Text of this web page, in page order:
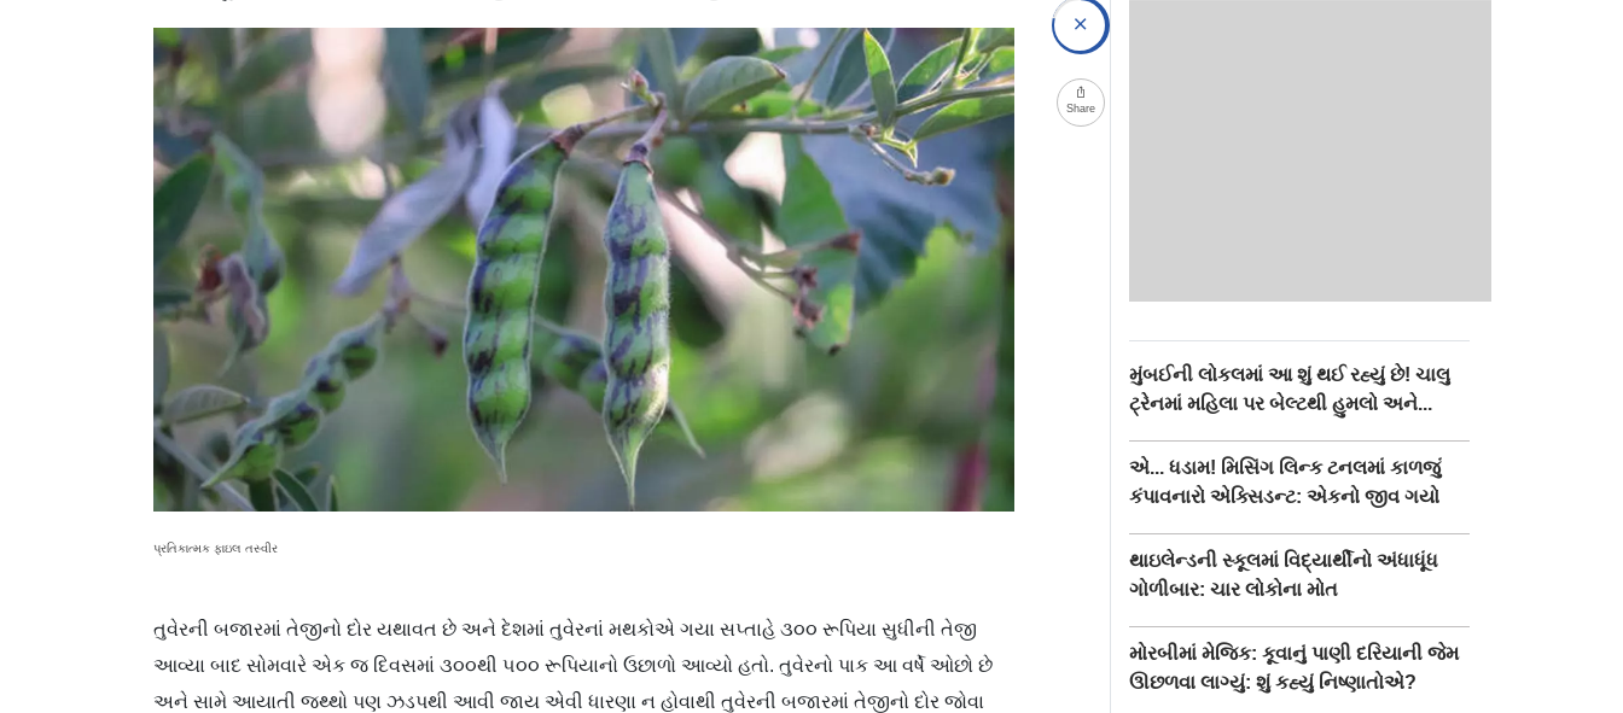
પ્રતિકાત્મક ફાઇલ તસ્વીર
તુવેરની બજારમાં તેજીનો દોર યથાવત છે અને દેશમાં તુવેરનાં મથકોએ ગયા સપ્તાહે ૩૦૦ રૂપિયા સુધીની તેજી
આવ્યા બાદ સોમવારે એક જ દિવસમાં ૩૦૦થી ૫૦૦ રૂપિયાનો ઉછાળો આવ્યો હતો. તુવેરનો પાક આ વર્ષે ઓછો છે
અને સામે આયાતી જથ્થો પણ ઝડપથી આવી જાય એવી ધારણા ન હોવાથી તુવેરની બજારમાં તેજીનો દોર જોવા
Share
મુંબઈની લોકલમાં આ શું થઈ રહ્યું છે! ચાલુ
ટ્રેનમાં મહિલા પર બેલ્ટથી હુમલો અને...
એ... ધડામ! મિસિંગ લિન્ક ટનલમાં કાળજું
કંપાવનારો એક્સિડન્ટ: એકનો જીવ ગયો
થાઇલેન્ડની સ્કૂલમાં વિદ્યાર્થીનો અંધાધૂંધ
ગોળીબાર: ચાર લોકોના મોત
મોરબીમાં મેજિક: કૂવાનું પાણી દરિયાની જેમ
ઊછળવા લાગ્યું: શું કહ્યું નિષ્ણાતોએ?